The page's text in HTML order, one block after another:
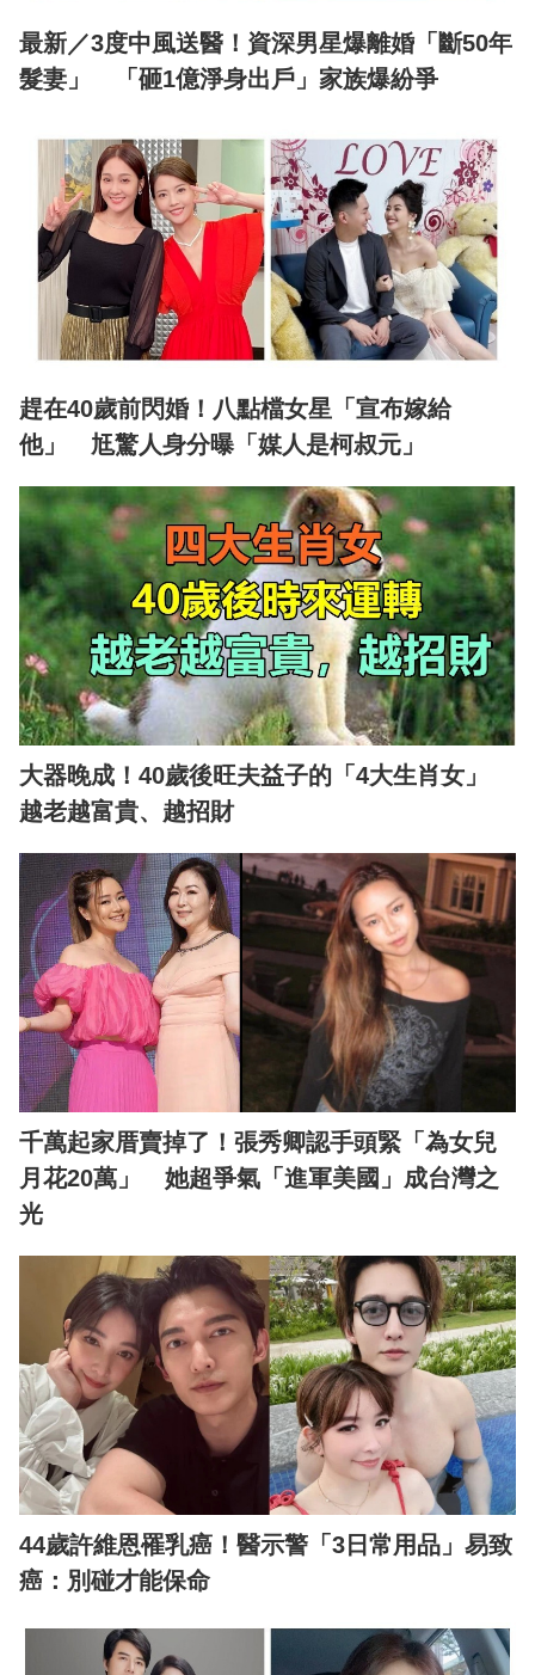
最新／3度中風送醫！資深男星爆離婚「斷50年
髮妻」 「砸1億淨身出戶」家族爆紛爭
趕在40歲前閃婚！八點檔女星「宣布嫁給
他」 尪驚人身分曝「媒人是柯叔元」
大器晚成！40歲後旺夫益子的「4大生肖女」
越老越富貴、越招財
千萬起家厝賣掉了！張秀卿認手頭緊「為女兒
月花20萬」 她超爭氣「進軍美國」成台灣之
光
44歲許維恩罹乳癌！醫示警「3日常用品」易致
癌：別碰才能保命